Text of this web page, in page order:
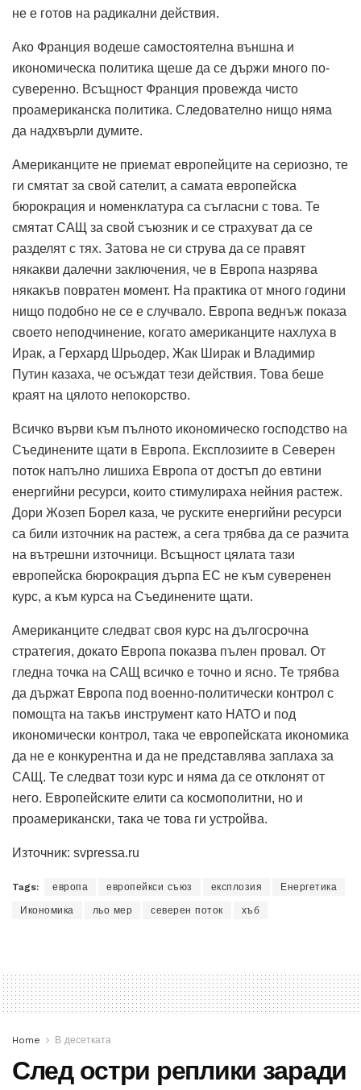
не е готов на радикални действия.
Ако Франция водеше самостоятелна външна и
икономическа политика щеше да се държи много по-
суверенно. Всъщност Франция провежда чисто
проамериканска политика. Следователно нищо няма
да надхвърли думите.
Американците не приемат европейците на сериозно, те
ги смятат за свой сателит, а самата европейска
бюрокрация и номенклатура са съгласни с това. Те
смятат САЩ за свой съюзник и се страхуват да се
разделят с тях. Затова не си струва да се правят
някакви далечни заключения, че в Европа назрява
някакъв повратен момент. На практика от много години
нищо подобно не се е случвало. Европа веднъж показа
своето неподчинение, когато американците нахлуха в
Ирак, а Герхард Шрьодер, Жак Ширак и Владимир
Путин казаха, че осъждат тези действия. Това беше
краят на цялото непокорство.
Всичко върви към пълното икономическо господство на
Съединените щати в Европа. Експлозиите в Северен
поток напълно лишиха Европа от достъп до евтини
енергийни ресурси, които стимулираха нейния растеж.
Дори Жозеп Борел каза, че руските енергийни ресурси
са били източник на растеж, а сега трябва да се разчита
на вътрешни източници. Всъщност цялата тази
европейска бюрокрация дърпа ЕС не към суверенен
курс, а към курса на Съединените щати.
Американците следват своя курс на дългосрочна
стратегия, докато Европа показва пълен провал. От
гледна точка на САЩ всичко е точно и ясно. Те трябва
да държат Европа под военно-политически контрол с
помощта на такъв инструмент като НАТО и под
икономически контрол, така че европейската икономика
да не е конкурентна и да не представлява заплаха за
САЩ. Те следват този курс и няма да се отклонят от
него. Европейските елити са космополитни, но и
проамерикански, така че това ги устройва.
Източник: svpressa.ru
Tags: европа европейкси съюз експлозия Енергетика
Икономика льо мер северен поток хъб
Home В десетката
След остри реплики заради